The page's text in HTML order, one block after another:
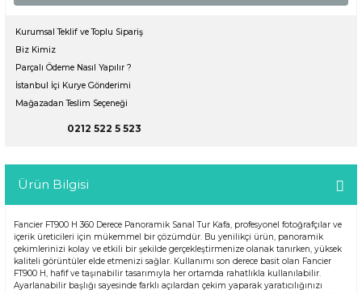
Kurumsal Teklif ve Toplu Sipariş
Biz Kimiz
Parçalı Ödeme Nasıl Yapılır ?
İstanbul İçi Kurye Gönderimi
Mağazadan Teslim Seçeneği
0212 522 5 523
Ürün Bilgisi
Fancier FT900 H 360 Derece Panoramik Sanal Tur Kafa, profesyonel fotoğrafçılar ve
içerik üreticileri için mükemmel bir çözümdür. Bu yenilikçi ürün, panoramik
çekimlerinizi kolay ve etkili bir şekilde gerçekleştirmenize olanak tanırken, yüksek
kaliteli görüntüler elde etmenizi sağlar. Kullanımı son derece basit olan Fancier
FT900 H, hafif ve taşınabilir tasarımıyla her ortamda rahatlıkla kullanılabilir.
Ayarlanabilir başlığı sayesinde farklı açılardan çekim yaparak yaratıcılığınızı